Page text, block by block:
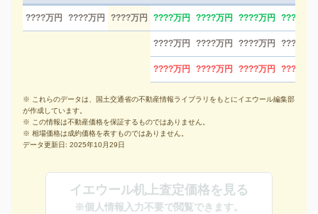
????万円 ????万円 ????万円 ????万円 ????万円 ????万円 ????万円
????万円 ????万円 ????万円 ????万円
????万円 ????万円 ????万円 ????万円
※ これらのデータは、国土交通省の不動産情報ライブラリをもとにイエウール編集部
が作成しています。
※ この情報は不動産価格を保証するものではありません。
※ 相場価格は成約価格を表すものではありません。
データ更新日: 2025年10月29日
イエウール机上査定価格を見る
※個人情報入力不要で閲覧できます。